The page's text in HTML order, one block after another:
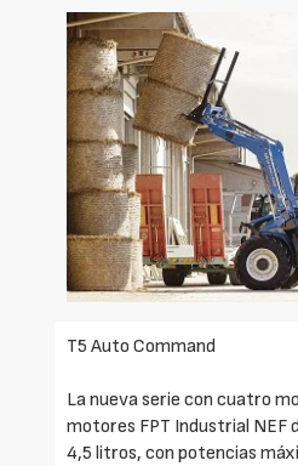
T5 Auto Command
La nueva serie con cuatro
motores FPT Industrial NEF
4,5 litros, con potencias